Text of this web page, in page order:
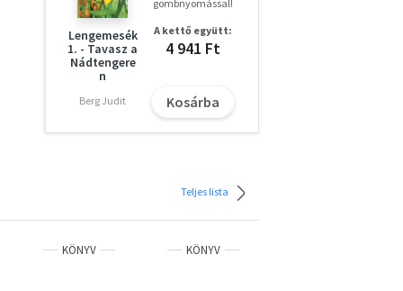
Lengemesék
1. - Tavasz a
Nádtengere
n
Berg Judit
gombnyomással!
A kettő együtt:
4 941 Ft
Kosárba
Teljes lista
KÖNYV KÖNYV